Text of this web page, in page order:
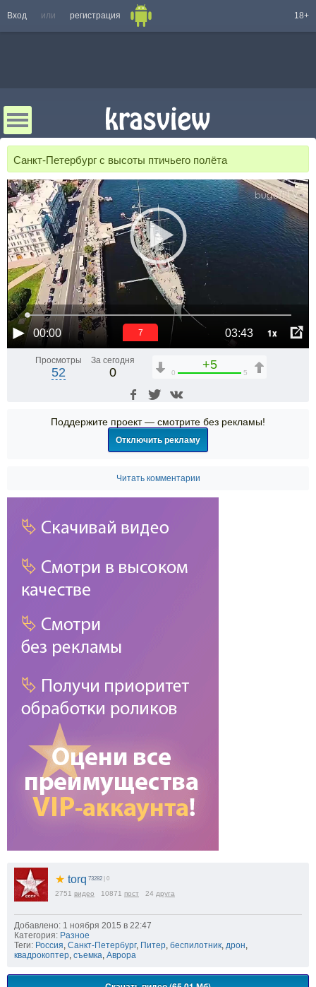
Вход или регистрация 18+
Санкт-Петербург с высоты птичьего полёта
00:00 03:43 1x
6
Просмотры
52
За сегодня
0
+5
0 5
Поддержите проект — смотрите без рекламы!
Отключить рекламу
Читать комментарии
★ torq 73282 | 0
2751 видео 10871 пост 24 друга
Добавлено: 1 ноября 2015 в 22:47
Категория: Разное
Теги: Россия, Санкт-Петербург, Питер, беспилотник, дрон,
квадрокоптер, съемка, Аврора